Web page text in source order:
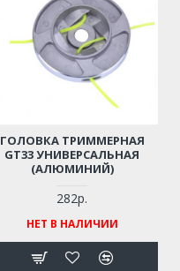
ГОЛОВКА ТРИММЕРНАЯ
GT33 УНИВЕРСАЛЬНАЯ
(АЛЮМИНИЙ)
282р.
НЕТ В НАЛИЧИИ